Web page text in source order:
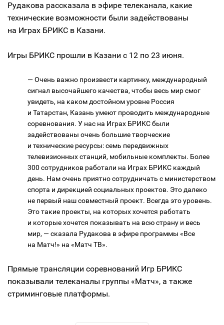
Рудакова рассказала в эфире телеканала, какие
технические возможности были задействованы
на Играх БРИКС в Казани.
Игры БРИКС прошли в Казани с 12 по 23 июня.
— Очень важно произвести картинку, международный
сигнал высочайшего качества, чтобы весь мир смог
увидеть, на каком достойном уровне Россия
и Татарстан, Казань умеют проводить международные
соревнования. У нас на Играх БРИКС были
задействованы очень большие творческие
и технические ресурсы: семь передвижных
телевизионных станций, мобильные комплекты. Более
300 сотрудников работали на Играх БРИКС каждый
день. Нам очень приятно сотрудничать с министерством
спорта и дирекцией социальных проектов. Это далеко
не первый наш совместный проект. Всегда это уровень.
Это такие проекты, на которых хочется работать
и которые хочется показывать на всю страну и весь
мир, — сказала Рудакова в эфире программы «Все
на Матч!» на «Матч ТВ».
Прямые трансляции соревнований Игр БРИКС
показывали телеканалы группы «Матч», а также
стриминговые платформы.